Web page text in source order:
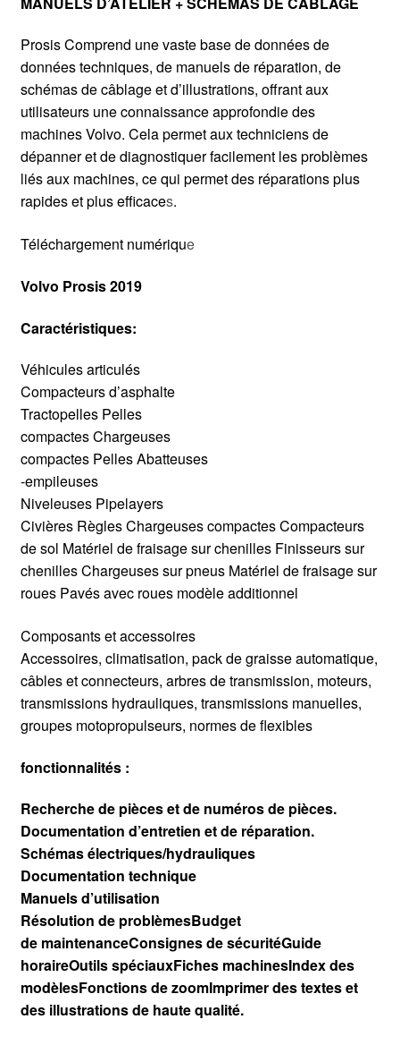
Prosis Comprend une vaste base de données de
données techniques, de manuels de réparation, de
schémas de câblage et d’illustrations, offrant aux
utilisateurs une connaissance approfondie des
machines Volvo. Cela permet aux techniciens de
dépanner et de diagnostiquer facilement les problèmes
liés aux machines, ce qui permet des réparations plus
rapides et plus efficaces.
Téléchargement numérique
Volvo Prosis 2019
Caractéristiques:
Véhicules articulés
Compacteurs d’asphalte
Tractopelles Pelles
compactes Chargeuses
compactes Pelles Abatteuses
-empileuses
Niveleuses Pipelayers
Civières Règles Chargeuses compactes Compacteurs
de sol Matériel de fraisage sur chenilles Finisseurs sur
chenilles Chargeuses sur pneus Matériel de fraisage sur
roues Pavés avec roues modèle additionnel
Composants et accessoires
Accessoires, climatisation, pack de graisse automatique,
câbles et connecteurs, arbres de transmission, moteurs,
transmissions hydrauliques, transmissions manuelles,
groupes motopropulseurs, normes de flexibles
fonctionnalités :
Recherche de pièces et de numéros de pièces.
Documentation d’entretien et de réparation.
Schémas électriques/hydrauliques
Documentation technique
Manuels d’utilisation
Résolution de problèmesBudget
de maintenanceConsignes de sécuritéGuide
horaireOutils spéciauxFiches machinesIndex des
modèlesFonctions de zoomImprimer des textes et
des illustrations de haute qualité.